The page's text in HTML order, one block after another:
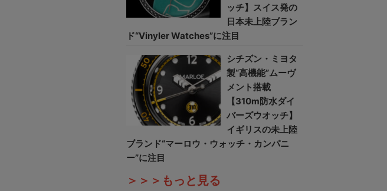
ッチ】スイス発の
日本未上陸ブラン
ド“Vinyler Watches”に注目
シチズン・ミヨタ
製“高機能”ムーヴ
メント搭載
【310m防水ダイ
バーズウオッチ】
イギリスの未上陸
ブランド“マーロウ・ウォッチ・カンパニ
ー”に注目
＞＞＞もっと見る